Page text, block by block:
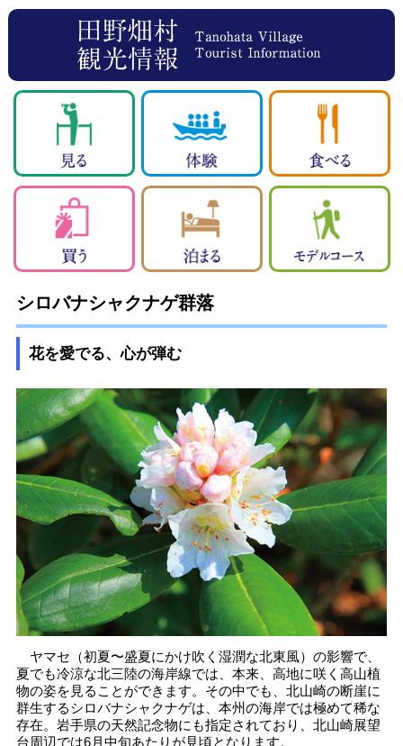
シロバナシャクナゲ群落
花を愛でる、心が弾む
ヤマセ（初夏〜盛夏にかけ吹く湿潤な北東風）の影響で、
夏でも冷涼な北三陸の海岸線では、本来、高地に咲く高山植
物の姿を見ることができます。その中でも、北山崎の断崖に
群生するシロバナシャクナゲは、本州の海岸では極めて稀な
存在。岩手県の天然記念物にも指定されており、北山崎展望
台周辺では6月中旬あたりが見頃となります。